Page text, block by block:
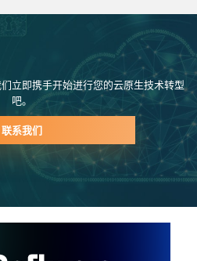
立即携手开始进行您的云原生技术转型
吧。
联系我们